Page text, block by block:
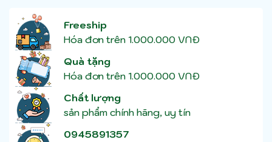
Freeship
Hóa đơn trên 1.000.000 VNĐ
Quà tặng
Hóa đơn trên 1.000.000 VNĐ
Chất lượng
sản phẩm chính hãng, uy tín
0945891357